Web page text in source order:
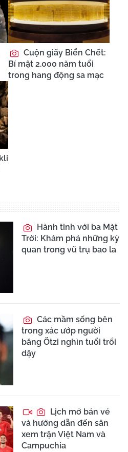
Cuộn giấy Biển Chết:
Bí mật 2.000 năm tuổi
trong hang động sa mạc
Hành tinh với ba Mặt
Trời: Khám phá những kỳ
quan trong vũ trụ bao la
Các mầm sống bên
trong xác ướp người
băng Ötzi nghìn tuổi trổi
dậy
Lịch mở bán vé
và hướng dẫn đến sân
xem trận Việt Nam và
Campuchia